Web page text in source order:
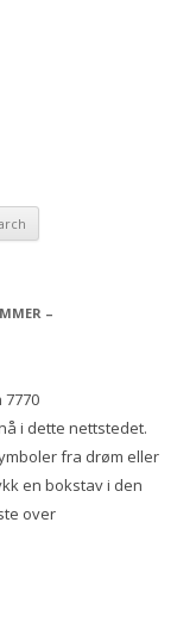
–
i dette nettstedet.
fra drøm eller
en bokstav i den
over